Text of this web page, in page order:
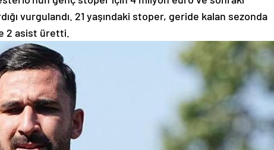
vurgulandı. 21 yaşındaki stoper, geride kalan sezonda
2 asist üretti.